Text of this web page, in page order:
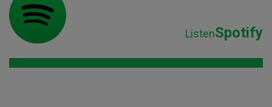
ListenSpotify